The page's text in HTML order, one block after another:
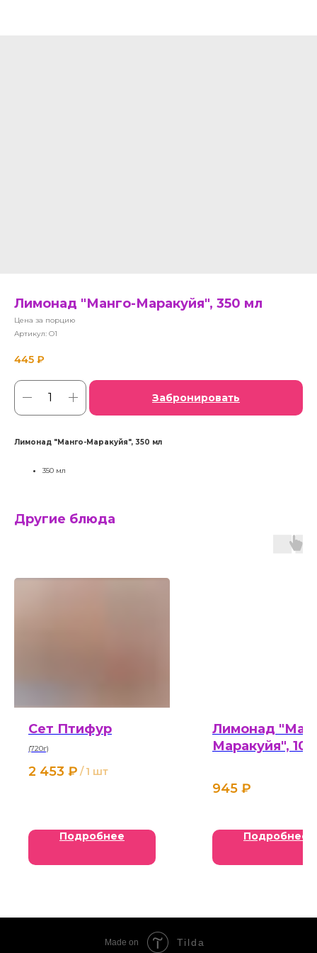
Лимонад "Манго-Маракуйя", 350 мл
Цена за порцию
Артикул: O1
445 ₽
Забронировать
Лимонад "Манго-Маракуйя", 350 мл
350 мл
Другие блюда
Сет Птифур
(720г)
2 453 ₽ / 1 шт
Подробнее
Лимонад
Маракуйя",
945 ₽
Подробнее
Made on Tilda